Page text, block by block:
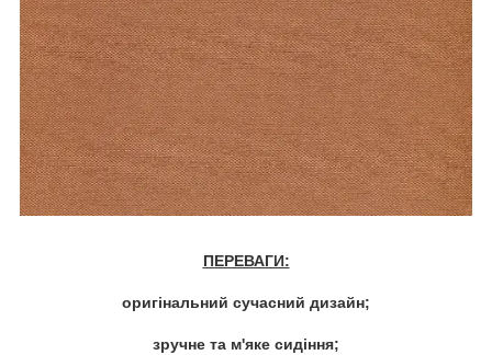
ПЕРЕВАГИ:
оригінальний сучасний дизайн;
зручне та м'яке сидіння;